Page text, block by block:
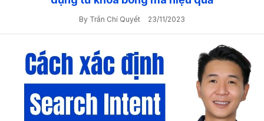
By Trần Chí Quyết 23/11/2023